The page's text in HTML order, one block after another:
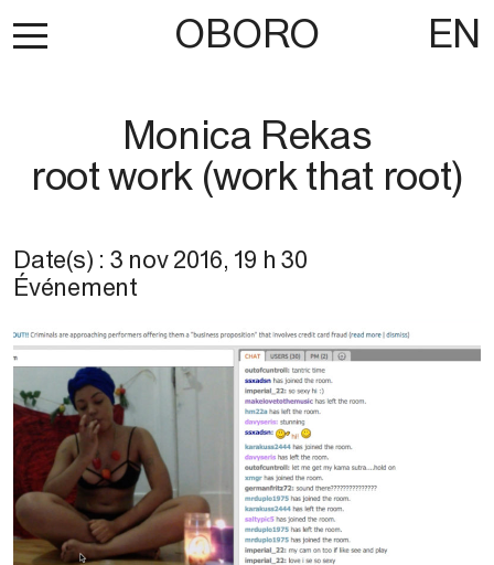
OBORO EN
Monica Rekas
root work (work that root)
Date(s) : 3 nov 2016, 19 h 30
Événement